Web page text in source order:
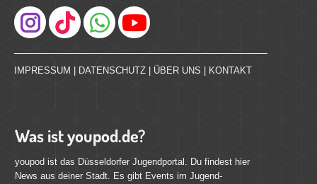
Instagram
IMPRESSUM DATENSCHUTZ ÜBER UNS KONTAKT
Was ist youpod.de?
youpod ist das Düsseldorfer Jugendportal. Du findest hier
News aus deiner Stadt. Es gibt Events im Jugend-